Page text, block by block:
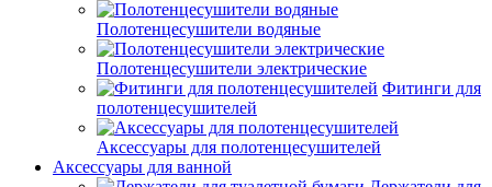
Полотенцесушители водяные
Полотенцесушители электрические
Фитинги для
полотенцесушителей
Аксессуары для полотенцесушителей
Аксессуары для ванной